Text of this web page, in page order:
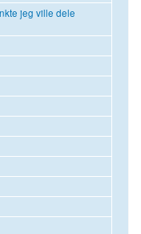
jeg ville dele